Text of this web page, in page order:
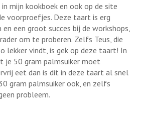
mijn kookboek en ook op de site
voorproefjes. Deze taart is erg
een groot succes bij de workshops,
om te proberen. Zelfs Teus, die
lekker vindt, is gek op deze taart! In
je 50 gram palmsuiker moet
eet dan is dit in deze taart al snel
gram palmsuiker ook, en zelfs
probleem.